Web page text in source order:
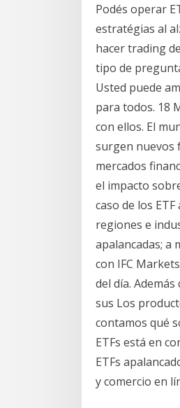
Podés operar
estratégias al
hacer trading
tipo de
Usted puede
para todos. 18
con ellos. El
surgen nuevos
mercados
el impacto
caso de los
regiones e
apalancadas; a
con IFC
del día.
sus Los
contamos qué
ETFs está en
ETFs
y comercio en